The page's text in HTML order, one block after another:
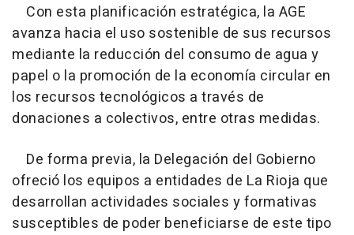
Con esta planificación estratégica, la AGE
avanza hacia el uso sostenible de sus recursos
mediante la reducción del consumo de agua y
papel o la promoción de la economía circular en
los recursos tecnológicos a través de
donaciones a colectivos, entre otras medidas.
De forma previa, la Delegación del Gobierno
ofreció los equipos a entidades de La Rioja que
desarrollan actividades sociales y formativas
susceptibles de poder beneficiarse de este tipo